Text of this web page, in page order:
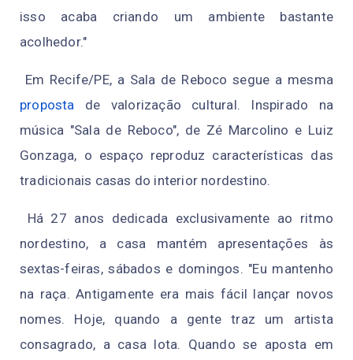
isso acaba criando um ambiente bastante
acolhedor."
Em Recife/PE, a Sala de Reboco segue a mesma
proposta de valorização cultural. Inspirado na
música "Sala de Reboco", de Zé Marcolino e Luiz
Gonzaga, o espaço reproduz características das
tradicionais casas do interior nordestino.
Há 27 anos dedicada exclusivamente ao ritmo
nordestino, a casa mantém apresentações às
sextas-feiras, sábados e domingos. "Eu mantenho
na raça. Antigamente era mais fácil lançar novos
nomes. Hoje, quando a gente traz um artista
consagrado, a casa lota. Quando se aposta em